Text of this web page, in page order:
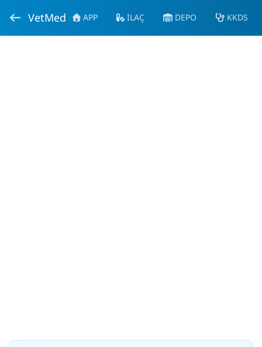
VetMed APP İLAÇ DEPO KKDS